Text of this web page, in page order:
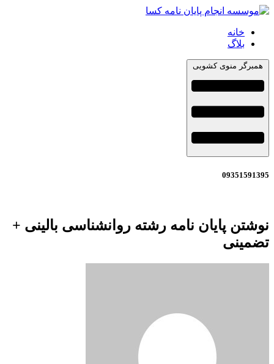
خانه
بلاگ
همبرگر منوی کشویی
09351591395
نوشتن پایان نامه رشته روانشناسی بالینی +
تضمینی